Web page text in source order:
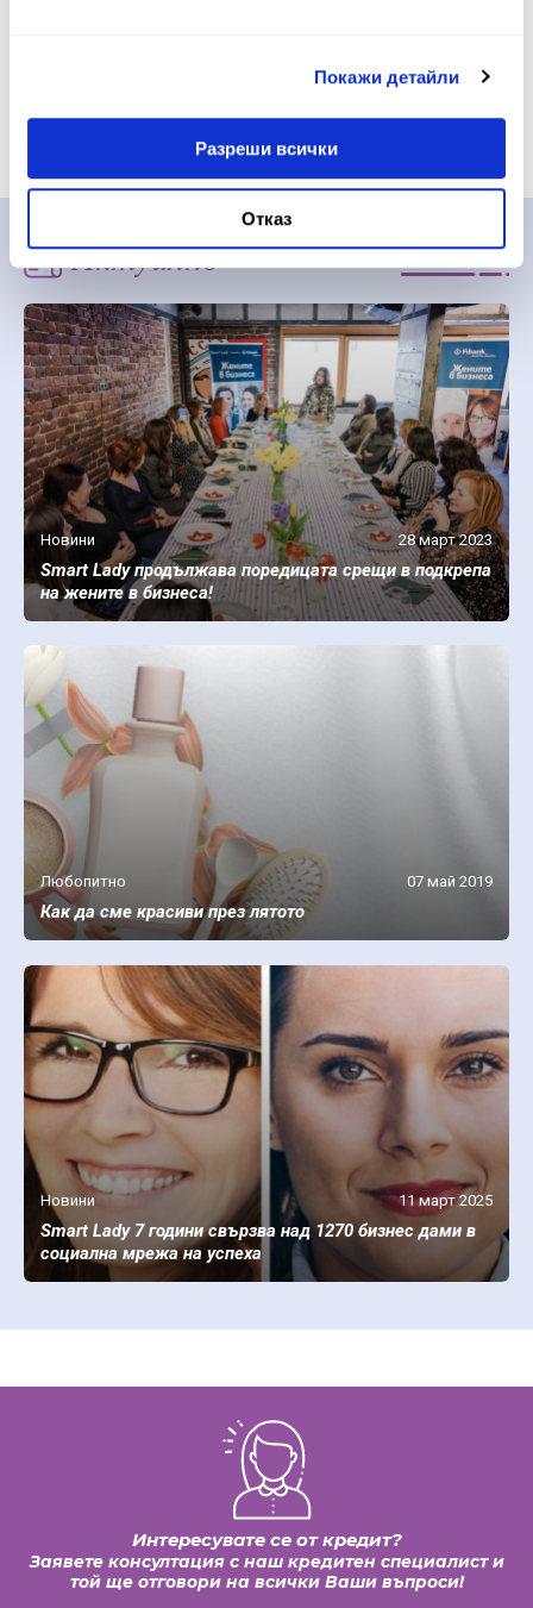
Покажи детайли
Разреши всички
Отказ
Актуално
Новини 28 март 2023
Smart Lady продължава поредицата срещи в подкрепа
на жените в бизнеса!
Любопитно 07 май 2019
Как да сме красиви през лятото
Новини 11 март 2025
Smart Lady 7 години свързва над 1270 бизнес дами в
социална мрежа на успеха
Интересувате се от кредит?
Заявете консултация с наш кредитен специалист и
той ще отговори на всички Ваши въпроси!